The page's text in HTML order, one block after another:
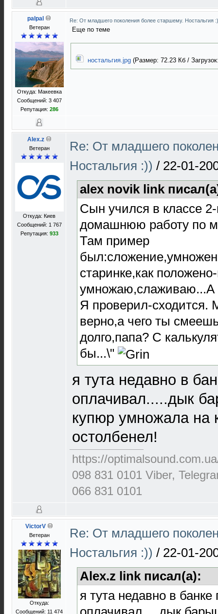
palpal
Ветеран
Откуда: Макеевка
Сообщений: 3 407
Репутация: 286
Re: От младшего поколения более старшему. Ностальгия
Еще по теме
ностальгия.jpg(Размер: 72.23 Кб /
Alex.z
Ветеран
Откуда: Киев
Сообщений: 1 767
Репутация: 933
Re: От младшего
Ностальгия :)) / 22-01-
alex novik link
Сын учился в классе
домашнюю работу по
Там пример
старинке,как
умножаю,слаживаю...А
Я проверил-сходится.
верно,а чего ты
долго,папа? С
бы...\"
я тута недавно в
оплачивал.....дык
купюр умножала на
остолбенел!
https://
098 831 0101 Viber,
066 831 0101
VictorV
Ветеран
Откуда:
Сообщений: 11 474
Re: От младшего
Ностальгия :)) / 22-01-
Alex.z link писал(а):
я тута недавно в банке